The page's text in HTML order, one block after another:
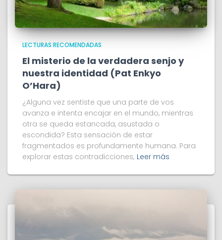
LECTURAS RECOMENDADAS
El misterio de la verdadera senjo y
nuestra identidad (Pat Enkyo
O’Hara)
¿Alguna vez sentiste que una parte de vos
avanza e intenta encajar en el mundo, mientras
otra se queda estancada, asustada o
escondida? Esta sensación de estar
fragmentados es profundamente humana. Para
explorar estas contradicciones, Leer más